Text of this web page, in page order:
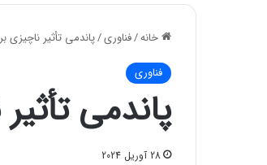
خانه/فناوری/پاندمی تأثیر
فناوری
پاندمی
28 آوریل 2024